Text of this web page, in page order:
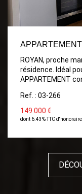
ROYAN, proche
résidence. Idéal
APPARTEMENT comprenant: Entrée
fenêtre, Chambre
Ref. : 03-266
149 000 €
dont 6.43% TTC